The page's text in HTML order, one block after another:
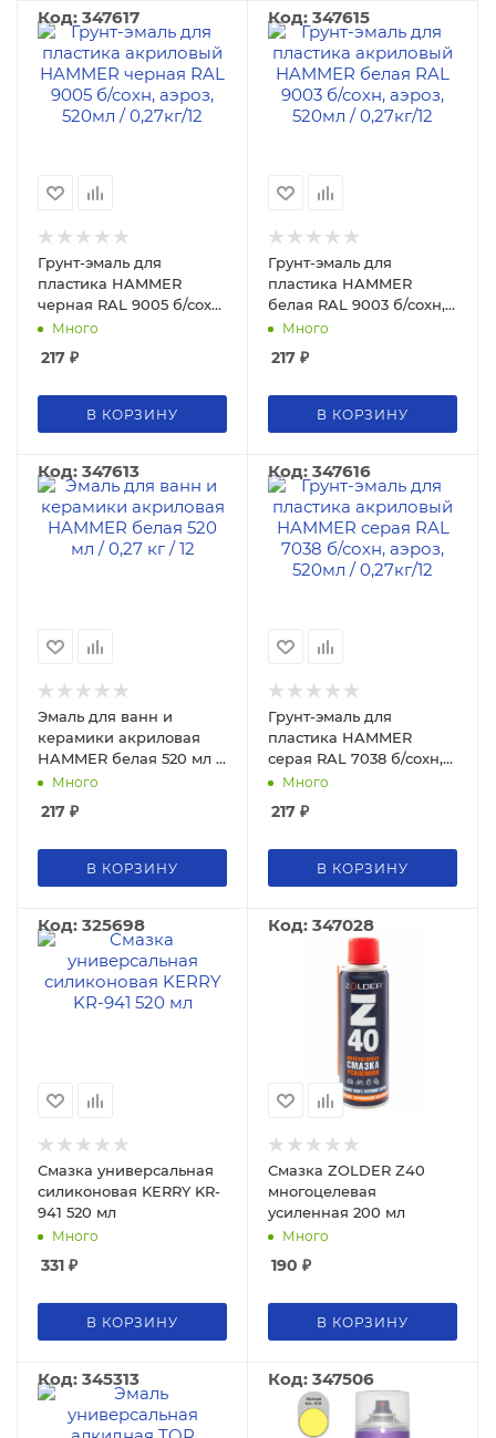
Код: 347617
Грунт-эмаль для
пластика HAMMER
черная RAL 9005 б/сохн,
аэроз, 520мл / 0,27кг
Много
217 ₽
В КОРЗИНУ
Код: 347615
Грунт-эмаль для
пластика HAMMER
белая RAL 9003 б/сохн,
аэроз, 520мл / 0,27кг
Много
217 ₽
В КОРЗИНУ
Код: 347613
Эмаль для ванн и
керамики акриловая
HAMMER белая 520 мл /
0,27 кг
Много
217 ₽
В КОРЗИНУ
Код: 347616
Грунт-эмаль для
пластика HAMMER
серая RAL 7038 б/сохн,
аэроз, 520мл / 0,27кг
Много
217 ₽
В КОРЗИНУ
Код: 325698
Смазка универсальная
силиконовая KERRY KR-
941 520 мл
Много
331 ₽
В КОРЗИНУ
Код: 347028
Смазка ZOLDER Z40
многоцелевая
усиленная 200 мл
Много
190 ₽
В КОРЗИНУ
Код: 345313 Код: 347506